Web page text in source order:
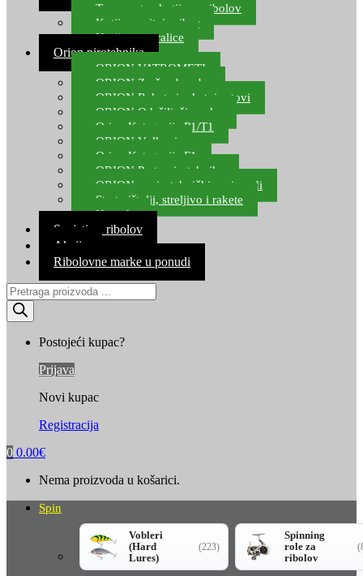
Transportne kutije za ribolov
Kutije za sitni pribor
Kutije za varalice
Orion pirotehnika
ORION VATROMETI
ORION Zračne bombe
ORION Rakete i raketni setovi
ORION Odašiljači zvuka
Orion Kategorija P1/T1
ORION Vulkani
Orion Kategorija F1
ORION Party pirotehnika
ORION nepirotehnički proizvodi
Start pištolji, streljivo i rakete
Kontakt
Savjeti za ribolov
Akcija
Ribolovne marke u ponudi
Products
search
Postojeći kupac?
Prijava
Novi kupac
Registracija
0 0.00€
Nema proizvoda u košarici.
Spin
Vobleri
(Hard
Lures)
(223)
Spinning
role za
ribolov